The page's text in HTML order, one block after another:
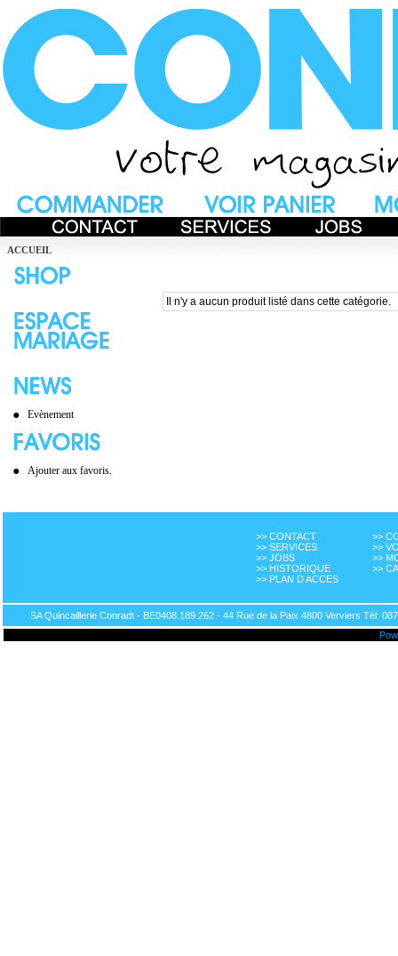
ACCUEIL
Evènement
Ajouter aux favoris.
Il n'y a aucun produit listé dans cette catégorie.
>> CONTACT
>> SERVICES
>> JOBS
>> HISTORIQUE
>> PLAN D ACCES
>>
>>
>>
>>
SA Quincaillerie Conradt - BE0408.189.262 - 44 Rue de la Paix 4800 Verviers Tél: